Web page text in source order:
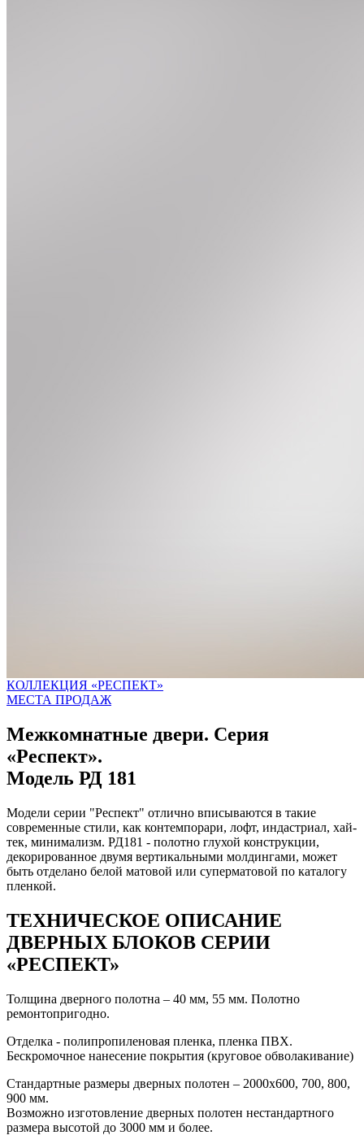
КОЛЛЕКЦИЯ «РЕСПЕКТ»
МЕСТА ПРОДАЖ
Межкомнатные двери. Серия
«Респект».
Модель РД 181
Модели серии "Респект" отлично вписываются в такие
современные стили, как контемпорари, лофт, индастриал, хай-
тек, минимализм. РД181 - полотно глухой конструкции,
декорированное двумя вертикальными молдингами, может
быть отделано белой матовой или суперматовой по каталогу
пленкой.
ТЕХНИЧЕСКОЕ ОПИСАНИЕ
ДВЕРНЫХ БЛОКОВ СЕРИИ
«РЕСПЕКТ»
Толщина дверного полотна – 40 мм, 55 мм. Полотно
ремонтопригодно.
Отделка - полипропиленовая пленка, пленка ПВХ.
Бескромочное нанесение покрытия (круговое обволакивание)
Стандартные размеры дверных полотен – 2000х600, 700, 800,
900 мм.
Возможно изготовление дверных полотен нестандартного
размера высотой до 3000 мм и более.